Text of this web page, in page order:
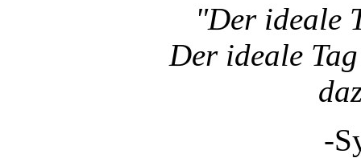
"Der ideale
Der ideale
-